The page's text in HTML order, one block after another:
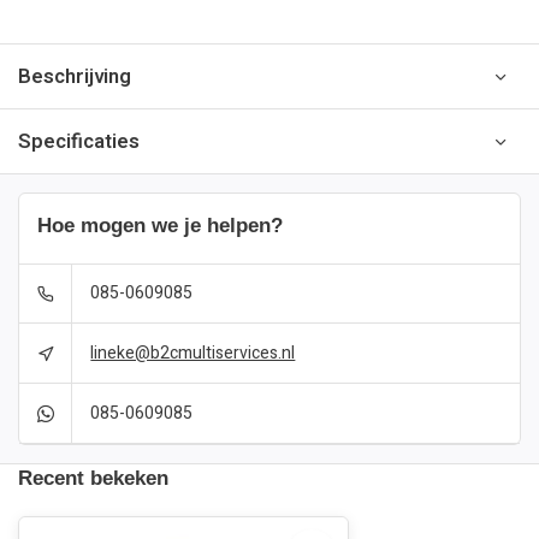
Beschrijving
Specificaties
Hoe mogen we je helpen?
085-0609085
lineke@b2cmultiservices.nl
085-0609085
Recent bekeken